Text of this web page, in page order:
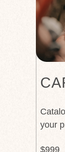
your
$999